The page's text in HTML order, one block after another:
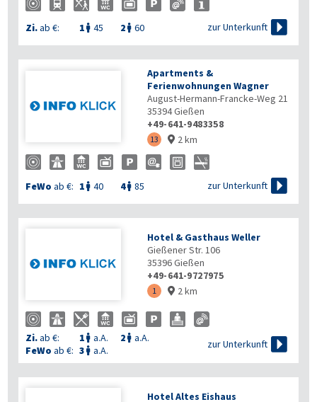
Zi.ab €: 1  45 2  60 zur Unterkunft 
Apartments &
Ferienwohnungen Wagner
August-Hermann-Francke-Weg 21
35394Gießen
+49-641-9483358
13  2 km
FeWo ab €: 1  40 4 85 zur Unterkunft 
Hotel & Gasthaus Weller
Gießener Str. 106
35396Gießen
+49-641-9727975
1  2 km
Zi.ab €: 1  a.A. 2  a.A.
FeWo ab €: 3  a.A.
zur Unterkunft 
Hotel Altes Eishaus